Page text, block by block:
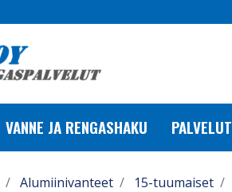
VANNE JA RENGASHAKU PALVELUT
Alumiinivanteet 15-tuumaiset